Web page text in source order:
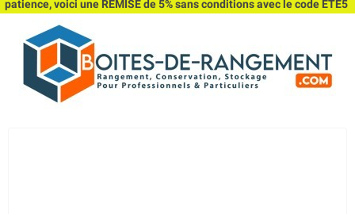
patience, voici une REMISE de 5% sans conditions avec le code ETE5